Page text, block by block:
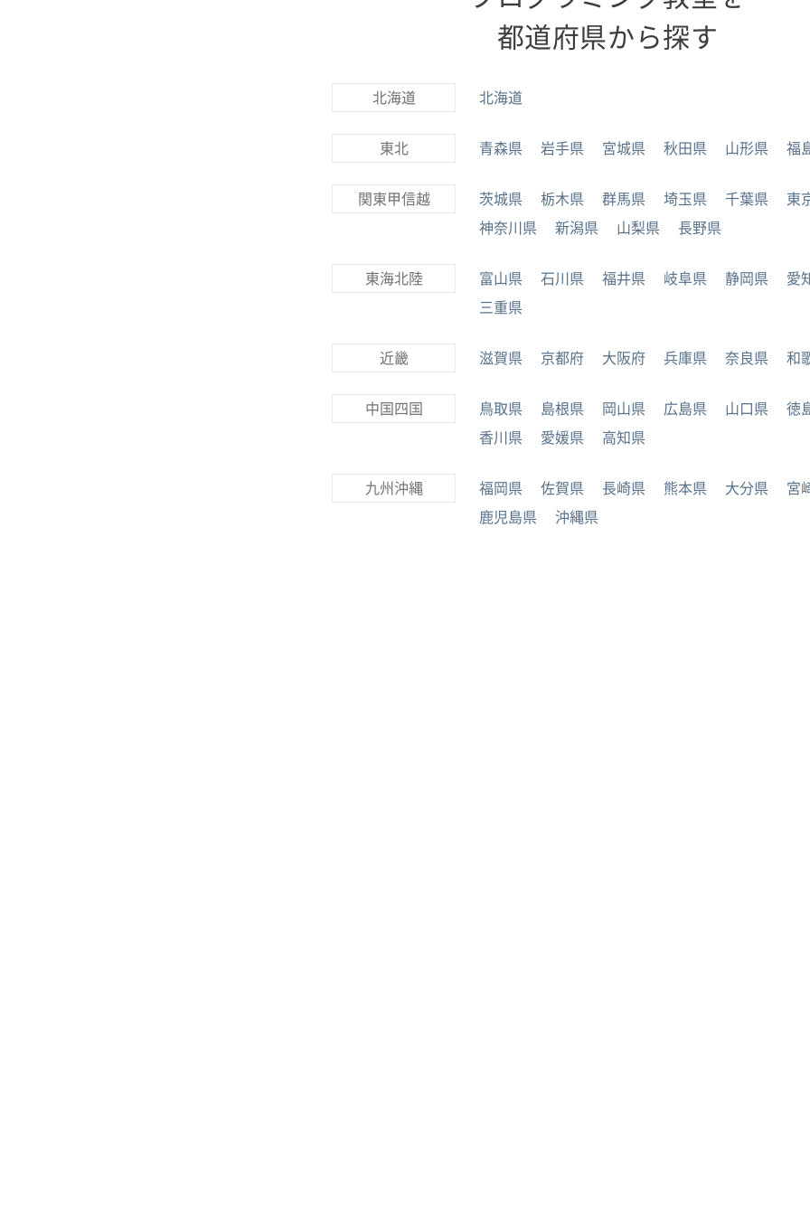
都道府県から探す
北海道 北海道
東北 青森県 岩手県 宮城県 秋田県 山形県 福
関東甲信越 茨城県 栃木県 群馬県 埼玉県 千葉県
東
神奈川県
新潟県 山梨県 長野県
東海北陸 富山県 石川県 福井県 岐阜県 静岡県
愛
三重県
近畿 滋賀県 京都府 大阪府 兵庫県 奈良県 和
中国四国 鳥取県 島根県 岡山県 広島県 山口県
徳
香川県
愛媛県 高知県
九州沖縄 福岡県 佐賀県 長崎県 熊本県 大分県
宮
鹿児島県
沖縄県